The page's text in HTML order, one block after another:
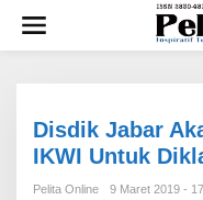
w
Disdik Jabar
IKWI Untuk
Pelita Online
9 Maret 2019 -